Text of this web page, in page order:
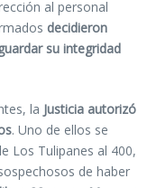
al personal
decidieron
su integridad
la Justicia autorizó
. Uno de ellos se
Los Tulipanes al 400,
de haber